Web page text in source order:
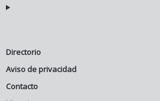
Directorio
Aviso de privacidad
Contacto